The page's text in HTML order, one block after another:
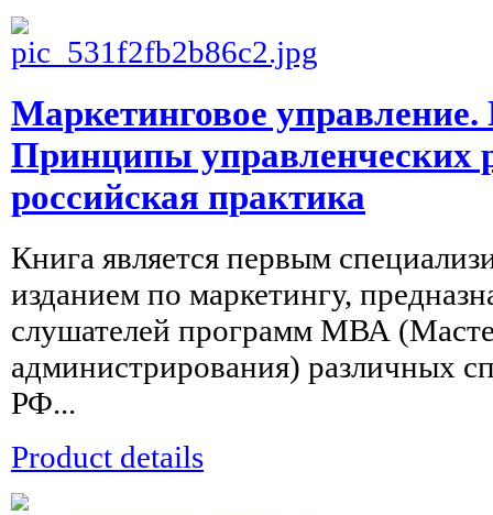
Маркетинговое
Принципы управленческих
российская практика
Книга является первым
изданием по маркетингу,
слушателей программ МВА
администрирования) различных
РФ...
Product details